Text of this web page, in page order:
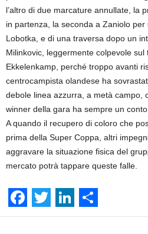
l’altro di due marcature annullate, la
in partenza, la seconda a Zaniolo
Lobotka, e di una traversa dopo un
Milinkovic, leggermente colpevole sul
Ekkelenkamp, perché troppo avanti
centrocampista olandese ha
debole linea azzurra, a metà campo,
winner della gara ha sempre un
A quando il recupero di coloro che
prima della Super Coppa, altri
aggravare la situazione fisica del
mercato potrà tappare queste falle.
F T L
S